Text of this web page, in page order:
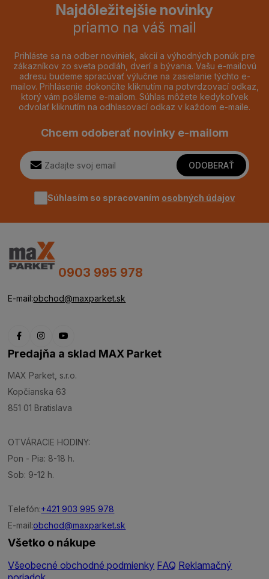
Najdôležitejšie novinky
priamo na váš mail
Prihláste sa na odber noviniek, akcií a výhodných ponúk pre
zákazníkov zo sveta podláh, dverí a bývania. Vašu e-mailovú
adresu budeme spracúvať výlučne na zasielanie týchto e-
mailov. Prihlásenie dokončíte kliknutím na potvrdzovací odkaz,
ktorý vám pošleme e-mailom. Súhlas môžete kedykoľvek
odvolať kliknutím na odhlasovací odkaz v každom e-maile.
Chcem odoberať novinky e-mailom
ODOBERAŤ
Súhlasím so spracovaním osobných údajov
0903 995 978
E-mail:obchod@maxparket.sk
Predajňa a sklad MAX Parket
MAX Parket, s.r.o.
Kopčianska 63
851 01 Bratislava
OTVÁRACIE HODINY:
Pon - Pia: 8-18 h.
Sob: 9-12 h.
Telefón:+421 903 995 978
E-mail:obchod@maxparket.sk
Všetko o nákupe
Všeobecné obchodné podmienky FAQ Reklamačný